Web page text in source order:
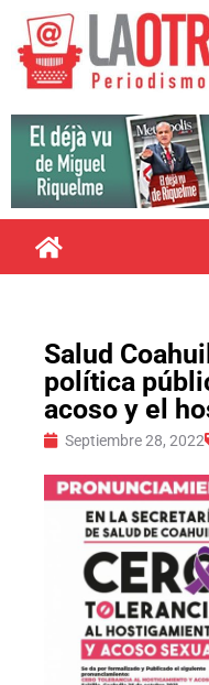
Salud
política
acoso y el
Septiembre 28, 2022